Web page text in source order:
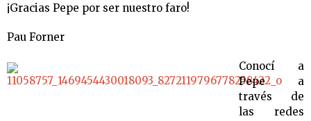
¡Gracias Pepe por ser nuestro faro!
Pau Forner
Conocí a
Pepe a
través de
las redes